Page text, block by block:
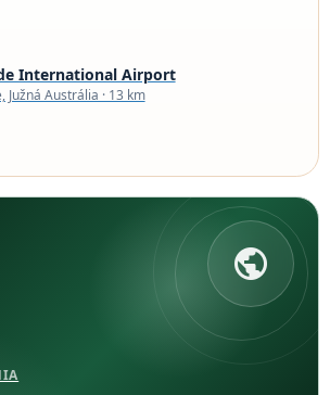
International Airport
Južná Austrália · 13 km
public